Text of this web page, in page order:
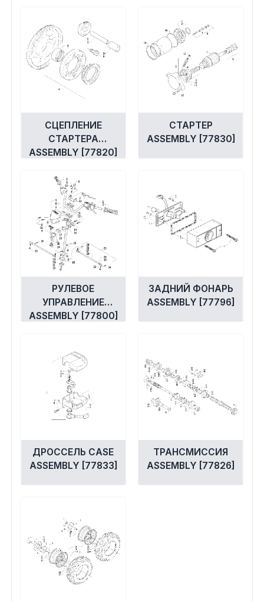
СЦЕПЛЕНИЕ
СТАРТЕРА
ASSEMBLY [77820]
СТАРТЕР
ASSEMBLY [77830]
РУЛЕВОЕ
УПРАВЛЕНИЕ
ASSEMBLY [77800]
ЗАДНИЙ ФОНАРЬ
ASSEMBLY [77796]
ДРОССЕЛЬ CASE
ASSEMBLY [77833]
ТРАНСМИССИЯ
ASSEMBLY [77826]